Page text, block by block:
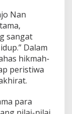
Nan
sangat
Dalam
hikmah-
peristiwa
para